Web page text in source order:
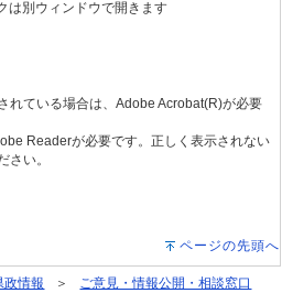
は別ウィンドウで開きます
れている場合は、Adobe Acrobat(R)が必要
Readerが必要です。正しく表示されない
さい。
ページの先頭へ
政情報
ご意見・情報公開・相談窓口